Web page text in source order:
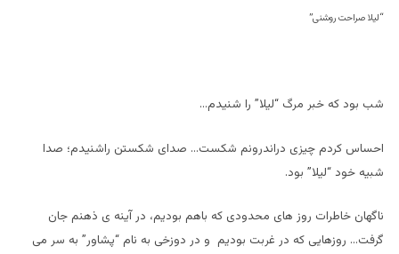
“لیلا صراحت روشنی”
شب بود که خبر مرگ “لیلا” را شنیدم…
احساس کردم چیزی دراندرونم شکست… صدای شکستن راشنیدم؛ صدا
شبیه خود “لیلا” بود.
ناگهان خاطرات روز های محدودی که باهم بودیم، در آینه ی ذهنم جان
گرفت… روزهایی که در غربت بودیم و در دوزخی به نام “پشاور” به سر می